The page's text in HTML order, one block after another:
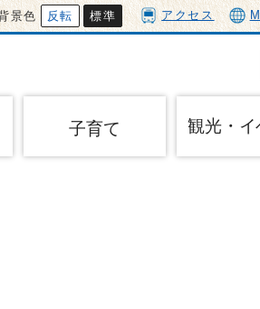
景色 反転 標準 アクセス
子育て 観光・イ